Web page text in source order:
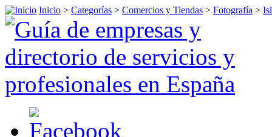
Inicio > Categorías > Comercios y Tiendas > Fotografía >